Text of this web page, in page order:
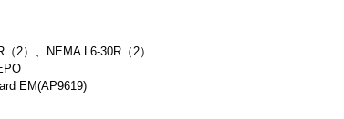
（2）、NEMA L6-30R（2）
EM(AP9619)